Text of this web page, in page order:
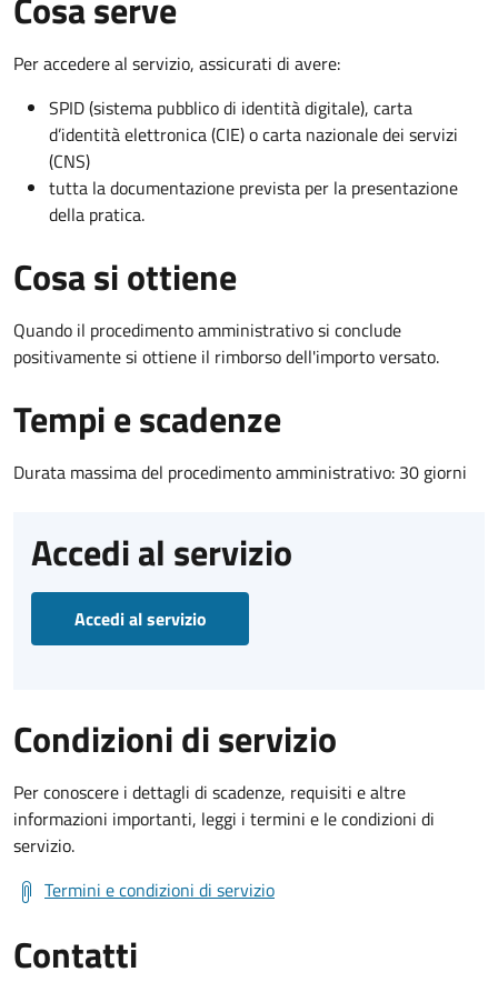
Per accedere al servizio, assicurati di avere:
SPID (sistema pubblico di identità digitale), carta
d’identità elettronica (CIE) o carta nazionale dei servizi
(CNS)
tutta la documentazione prevista per la presentazione
della pratica.
Cosa si ottiene
Quando il procedimento amministrativo si conclude
positivamente si ottiene il rimborso dell'importo versato.
Tempi e scadenze
Durata massima del procedimento amministrativo: 30 giorni
Accedi al servizio
Accedi al servizio
Condizioni di servizio
Per conoscere i dettagli di scadenze, requisiti e altre
informazioni importanti, leggi i termini e le condizioni di
servizio.
Termini e condizioni di servizio
Contatti